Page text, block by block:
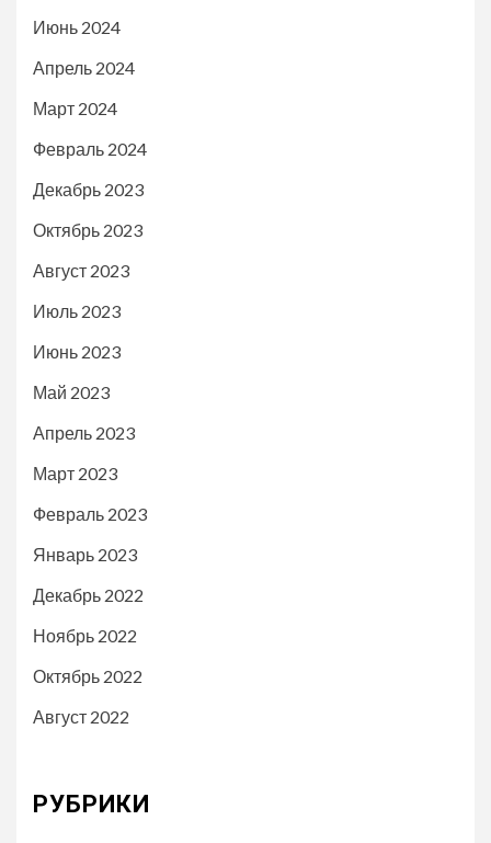
Июнь 2024
Апрель 2024
Март 2024
Февраль 2024
Декабрь 2023
Октябрь 2023
Август 2023
Июль 2023
Июнь 2023
Май 2023
Апрель 2023
Март 2023
Февраль 2023
Январь 2023
Декабрь 2022
Ноябрь 2022
Октябрь 2022
Август 2022
РУБРИКИ